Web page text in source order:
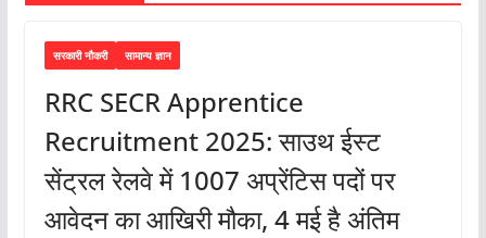
सरकारी नौकरी सामान्य ज्ञान
RRC SECR Apprentice
Recruitment 2025: साउथ ईस्ट
सेंट्रल रेलवे में 1007 अप्रेंटिस पदों पर
आवेदन का आखिरी मौका, 4 मई है अंतिम